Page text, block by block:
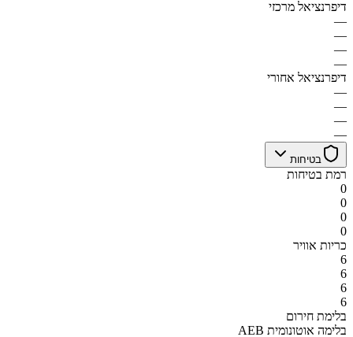
דיפרנציאל מרכזי
—
—
—
—
דיפרנציאל אחורי
—
—
—
—
בטיחות
רמת בטיחות
0
0
0
0
כריות אוויר
6
6
6
6
בלימת חירום
AEB בלימה אוטונומית